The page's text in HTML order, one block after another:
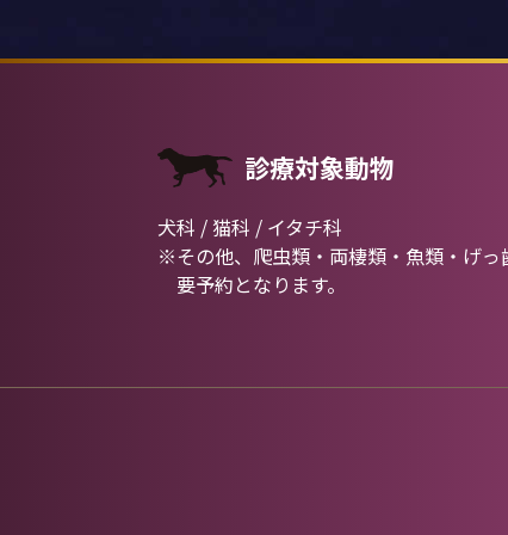
診療対象動物
犬科 / 猫科 / イタチ科
※その他、爬虫類・両棲類・魚類・げっ
要予約となります。